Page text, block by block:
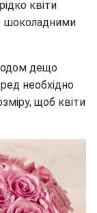
квіти
шоколадними
дещо
необхідно
щоб квіти